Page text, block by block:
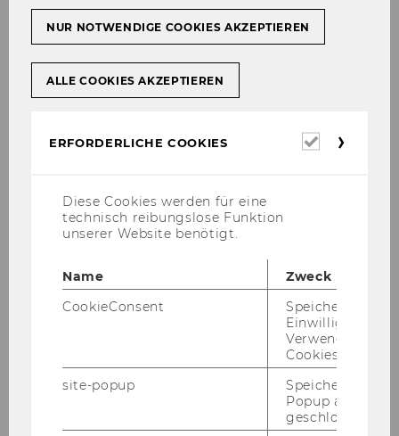
NUR NOTWENDIGE COOKIES AKZEPTIEREN
ALLE COOKIES AKZEPTIEREN
ERFORDERLICHE COOKIES
Diese Cookies werden für eine
technisch reibungslose Funktion
unserer Website benötigt.
Name
Zweck
CookieConsent
Speichert Ihre
Einwilligung zur
Verwendung von
Cookies.
site-popup
Speichert ob ein
Popup
geschlossen